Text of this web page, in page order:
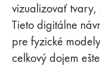
vizualizovať
Tieto digitálne
pre fyzické
celkový dojem